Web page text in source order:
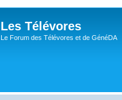
Les Télévores
Le Forum des Télévores et de GénéDA